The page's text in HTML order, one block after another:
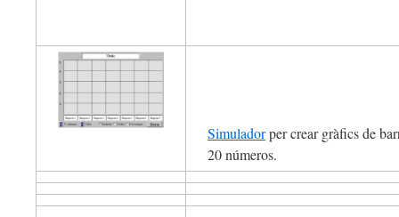
Simuladorper crear gràfics de
20 números.